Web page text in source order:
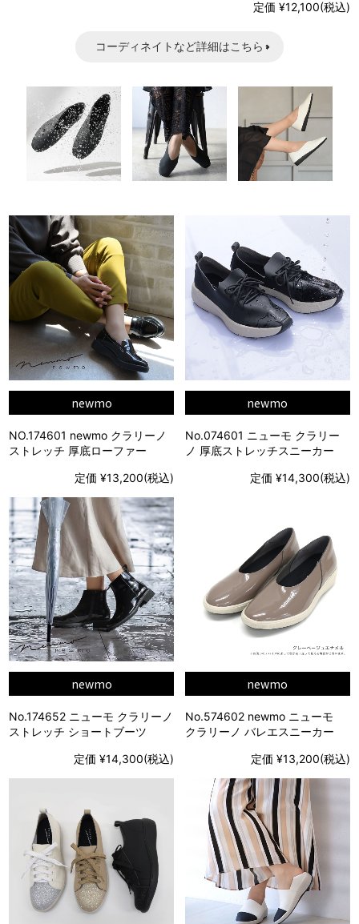
定価 ¥12,100(税込)
コーディネイトなど詳細はこちら
newmo
NO.174601 newmo クラリーノ
ストレッチ 厚底ローファー
定価 ¥13,200(税込)
newmo
No.074601 ニューモ クラリー
ノ 厚底ストレッチスニーカー
定価 ¥14,300(税込)
newmo
No.174652 ニューモ クラリーノ
ストレッチ ショートブーツ
定価 ¥14,300(税込)
newmo
No.574602 newmo ニューモ
クラリーノ バレエスニーカー
定価 ¥13,200(税込)